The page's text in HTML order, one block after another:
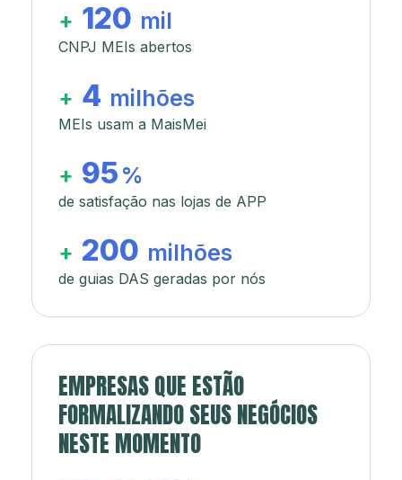
+ 120 mil
CNPJ MEIs abertos
+ 4 milhões
MEIs usam a MaisMei
+ 95 %
de satisfação nas lojas de APP
+ 200 milhões
de guias DAS geradas por nós
EMPRESAS QUE ESTÃO
FORMALIZANDO SEUS NEGÓCIOS
NESTE MOMENTO